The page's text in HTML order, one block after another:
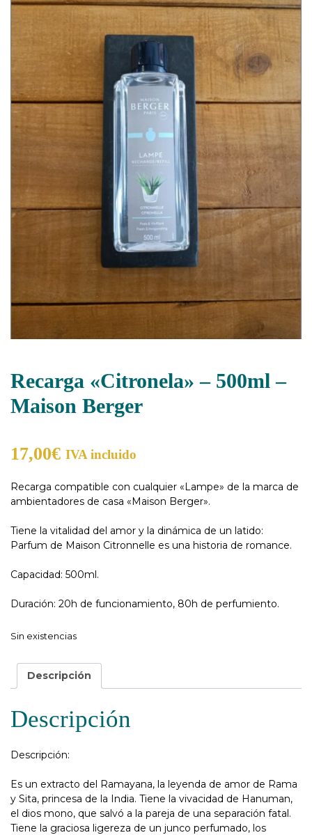
Recarga «Citronela» – 500ml –
Maison Berger
17,00€ IVA incluido
Recarga compatible con cualquier «Lampe» de la marca de
ambientadores de casa «Maison Berger».
Tiene la vitalidad del amor y la dinámica de un latido:
Parfum de Maison Citronnelle es una historia de romance.
Capacidad: 500ml.
Duración: 20h de funcionamiento, 80h de perfumiento.
Sin existencias
Descripción
Descripción
Descripción:
Es un extracto del Ramayana, la leyenda de amor de Rama
y Sita, princesa de la India. Tiene la vivacidad de Hanuman,
el dios mono, que salvó a la pareja de una separación fatal.
Tiene la graciosa ligereza de un junco perfumado, los